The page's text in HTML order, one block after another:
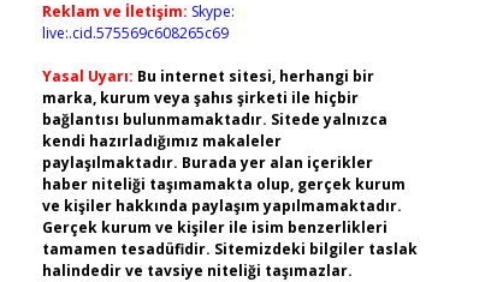
Reklam ve İletişim: Skype:
live:.cid.575569c608265c69
Yasal Uyarı: Bu internet sitesi, herhangi bir
marka, kurum veya şahıs şirketi ile hiçbir
bağlantısı bulunmamaktadır. Sitede yalnızca
kendi hazırladığımız makaleler
paylaşılmaktadır. Burada yer alan içerikler
haber niteliği taşımamakta olup, gerçek kurum
ve kişiler hakkında paylaşım yapılmamaktadır.
Gerçek kurum ve kişiler ile isim benzerlikleri
tamamen tesadüfidir. Sitemizdeki bilgiler taslak
halindedir ve tavsiye niteliği taşımazlar.